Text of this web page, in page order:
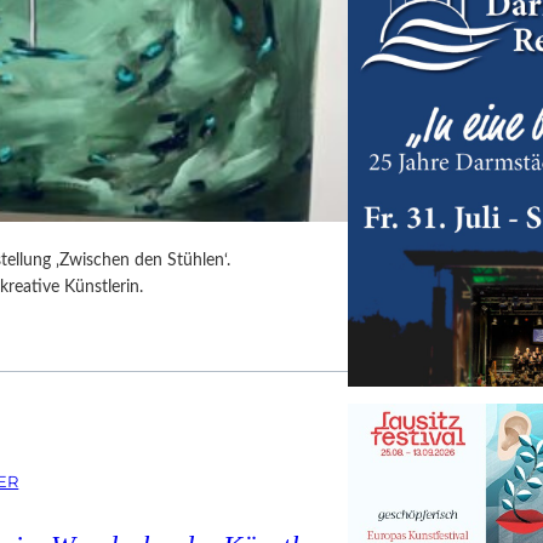
‚Zwischen den Stühlen‘.
Künstlerin.